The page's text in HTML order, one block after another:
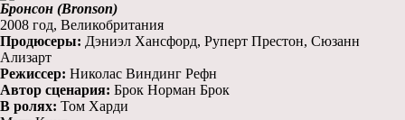
Бронсон (Bronson)
2008 год, Великобритания
Продюсеры: Дэниэл Хансфорд, Руперт Престон, Сюзанн
Ализарт
Режиссер: Николас Виндинг Рефн
Автор сценария: Брок Норман Брок
В ролях: Том Харди